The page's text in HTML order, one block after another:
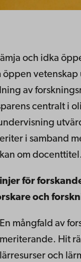
och idka
öppen vetenskap
av
centralt i
i samband
om
för
och
En mångfald av
meriterande. Hit
lärresurser och